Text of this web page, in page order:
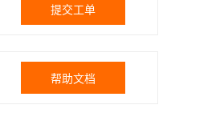
提交工单
帮助文档